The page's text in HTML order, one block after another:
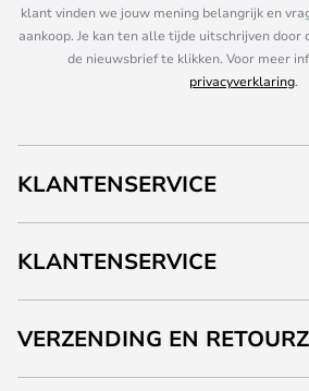
klant vinden we jouw mening belangrijk en
aankoop. Je kan ten alle tijde uitschrijven door
de nieuwsbrief te klikken. Voor meer
privacyverklaring.
KLANTENSERVICE
KLANTENSERVICE
VERZENDING EN